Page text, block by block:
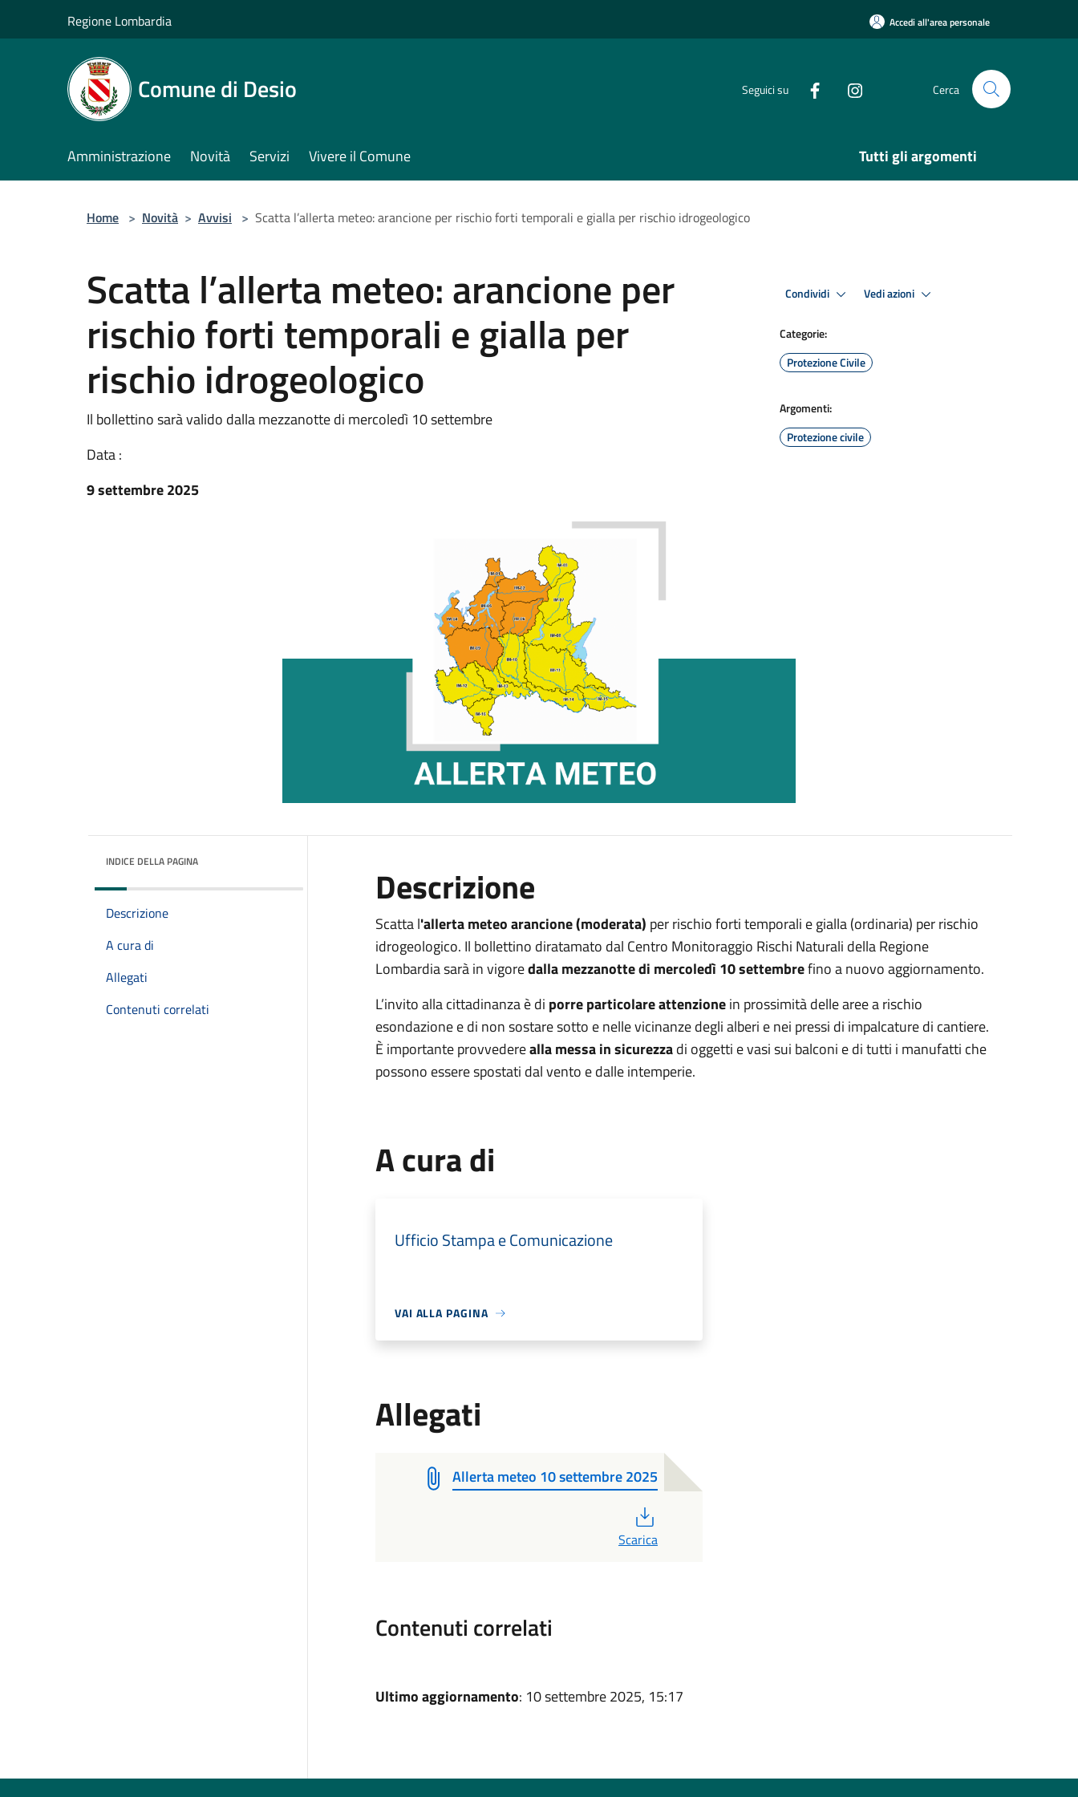
Regione Lombardia Accedi all'area personale
Comune di Desio Seguici su Cerca
Amministrazione Novità Servizi Vivere il Comune Tutti gli argomenti
Home > Novità > Avvisi > Scatta l’allerta meteo: arancione per rischio forti temporali e gialla per rischio idrogeologico
Scatta l’allerta meteo: arancione per
rischio forti temporali e gialla per
rischio idrogeologico
Il bollettino sarà valido dalla mezzanotte di mercoledì 10 settembre
Data :
9 settembre 2025
Condividi Vedi azioni
Categorie:
Protezione Civile
Argomenti:
Protezione civile
INDICE DELLA PAGINA
Descrizione
A cura di
Allegati
Contenuti correlati
Descrizione
Scatta l'allerta meteo arancione (moderata) per rischio forti temporali e gialla (ordinaria) per rischio
idrogeologico. Il bollettino diratamato dal Centro Monitoraggio Rischi Naturali della Regione
Lombardia sarà in vigoredalla mezzanotte di mercoledì 10 settembrefino a nuovo aggiornamento.
L’invito alla cittadinanza è di porre particolare attenzionein prossimità delle aree a rischio
esondazione e di non sostare sotto e nelle vicinanze degli alberi e nei pressi di impalcature di cantiere.
È importante provvederealla messa in sicurezzadi oggetti e vasi sui balconi e di tutti i manufatti che
possono essere spostati dal vento e dalle intemperie.
A cura di
Ufficio Stampa e Comunicazione
VAI ALLA PAGINA
Allegati
Allerta meteo 10 settembre 2025
Scarica
Contenuti correlati
Ultimo aggiornamento: 10 settembre 2025, 15:17